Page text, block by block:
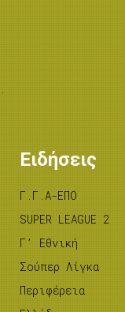
.
Ειδήσεις
Γ.Γ.Α-ΕΠΟ
SUPER LEAGUE 2
Γ’ Εθνική
Σούπερ Λίγκα
Περιφέρεια